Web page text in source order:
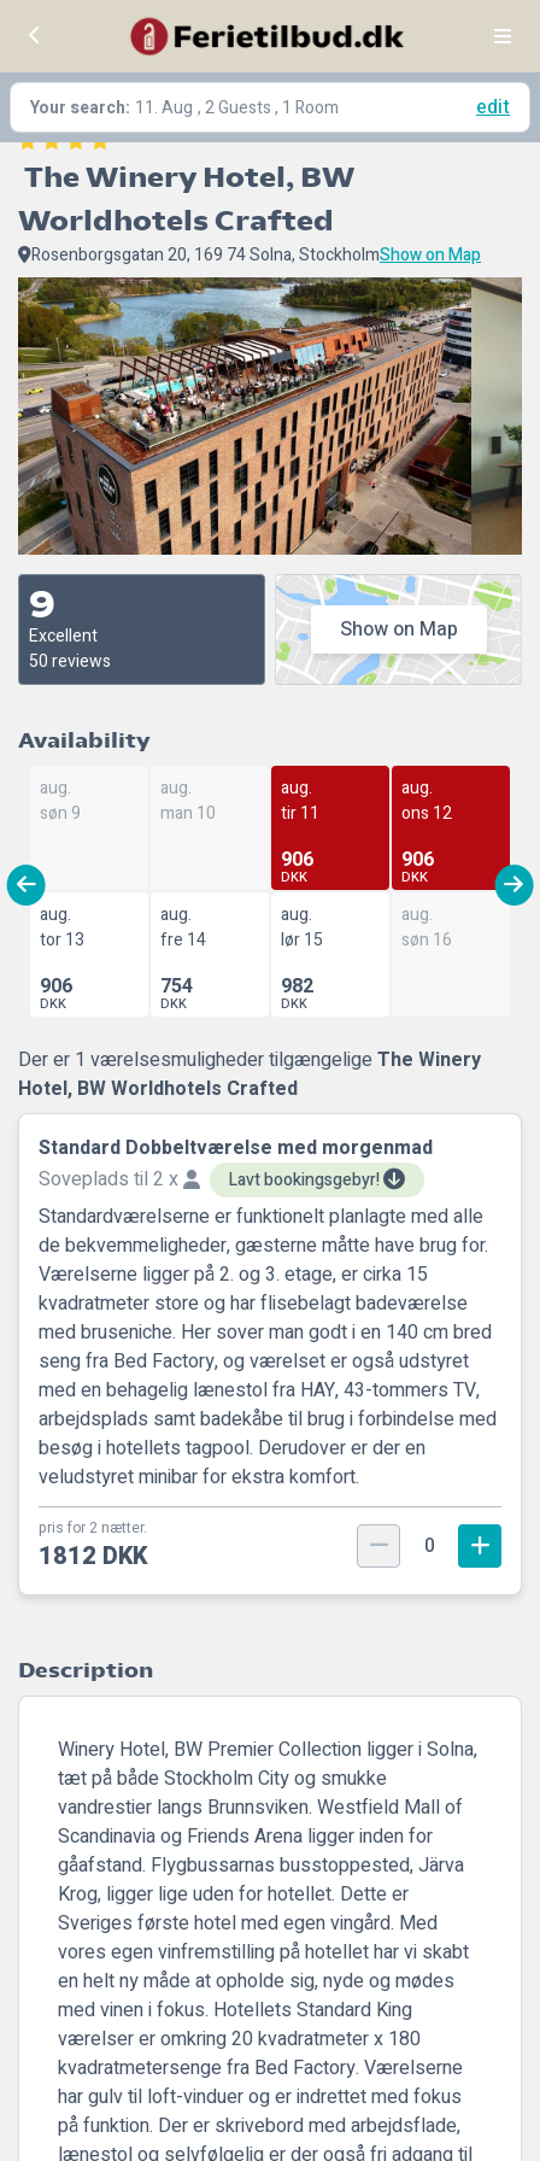
Your search: 11. Aug , 2 Guests , 1 Room edit
Worldhotels Crafted
Rosenborgsgatan 20, 169 74 Solna, StockholmShow on Map
9
Excellent
50 reviews
Show on Map
Availability
aug.
søn 9
aug.
man 10
aug.
tir 11
906
DKK
aug.
ons 12
906
DKK
aug.
tor 13
906
DKK
aug.
fre 14
754
DKK
aug.
lør 15
982
DKK
aug.
søn 16
Der er 1 værelsesmuligheder tilgængelige The Winery
Hotel, BW Worldhotels Crafted
Standard Dobbeltværelse med morgenmad
Soveplads til 2 x
Lavt bookingsgebyr!
Standardværelserne er funktionelt planlagte med alle
de bekvemmeligheder, gæsterne måtte have brug for.
Værelserne ligger på 2. og 3. etage, er cirka 15
kvadratmeter store og har flisebelagt badeværelse
med bruseniche. Her sover man godt i en 140 cm bred
seng fra Bed Factory, og værelset er også udstyret
med en behagelig lænestol fra HAY, 43-tommers TV,
arbejdsplads samt badekåbe til brug i forbindelse med
besøg i hotellets tagpool. Derudover er der en
veludstyret minibar for ekstra komfort.
pris for 2 nætter.
1812 DKK 0
Description
Winery Hotel, BW Premier Collection ligger i Solna,
tæt på både Stockholm City og smukke
vandrestier langs Brunnsviken. Westfield Mall of
Scandinavia og Friends Arena ligger inden for
gåafstand. Flygbussarnas busstoppested, Järva
Krog, ligger lige uden for hotellet. Dette er
Sveriges første hotel med egen vingård. Med
vores egen vinfremstilling på hotellet har vi skabt
en helt ny måde at opholde sig, nyde og mødes
med vinen i fokus. Hotellets Standard King
værelser er omkring 20 kvadratmeter x 180
kvadratmetersenge fra Bed Factory. Værelserne
har gulv til loft-vinduer og er indrettet med fokus
på funktion. Der er skrivebord med arbejdsflade,
lænestol og selvfølgelig er der også fri adgang til